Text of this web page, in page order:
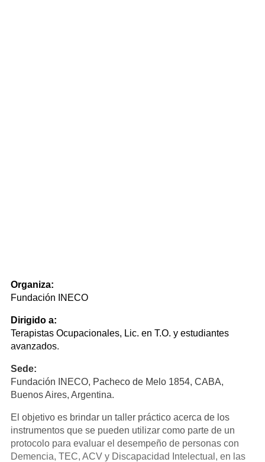
Organiza:
Fundación INECO
Dirigido a:
​Terapistas Ocupacionales, Lic. en T.O. y estudiantes
avanzados.
Sede:
Fundación INECO, Pacheco de Melo 1854, CABA,
Buenos Aires, Argentina.
El objetivo es brindar un taller práctico acerca de los
instrumentos que se pueden utilizar como parte de un
protocolo para evaluar el desempeño de personas con
Demencia, TEC, ACV y Discapacidad Intelectual, en las